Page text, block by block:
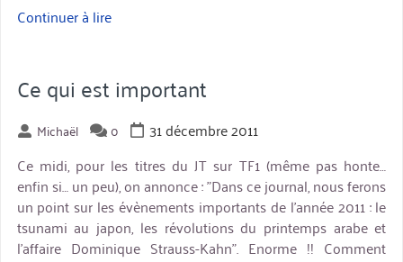
Continuer à lire« Traduction
enfant
dans
WordPress »
Ce qui est important
Michaël 0
31 décembre 2011
Ce midi, pour les titres du JT sur TF1 (même pas honte…
enfin si… un peu), on annonce : "Dans ce journal, nous ferons
un point sur les évènements importants de l'année 2011 : le
tsunami au japon, les révolutions du printemps arabe et
l'affaire Dominique Strauss-Kahn". Enorme !! Comment